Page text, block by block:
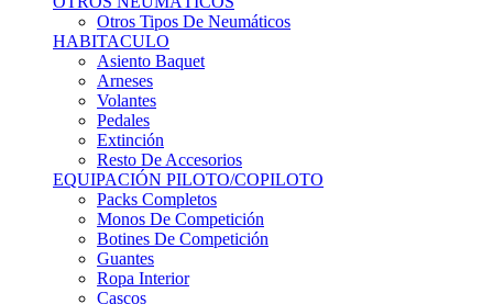
Otros Tipos De Neumáticos
HABITACULO
Asiento Baquet
Arneses
Volantes
Pedales
Extinción
Resto De Accesorios
EQUIPACIÓN PILOTO/COPILOTO
Packs Completos
Monos De Competición
Botines De Competición
Guantes
Ropa Interior
Cascos